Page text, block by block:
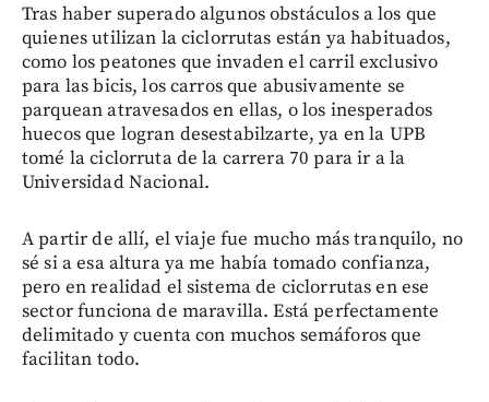
Tras haber superado algunos obstáculos a los que
quienes utilizan la ciclorrutas están ya habituados,
como los peatones que invaden el carril exclusivo
para las bicis, los carros que abusivamente se
parquean atravesados en ellas, o los inesperados
huecos que logran desestabilzarte, ya en la UPB
tomé la ciclorruta de la carrera 70 para ir a la
Universidad Nacional.
A partir de allí, el viaje fue mucho más tranquilo, no
sé si a esa altura ya me había tomado confianza,
pero en realidad el sistema de ciclorrutas en ese
sector funciona de maravilla. Está perfectamente
delimitado y cuenta con muchos semáforos que
facilitan todo.